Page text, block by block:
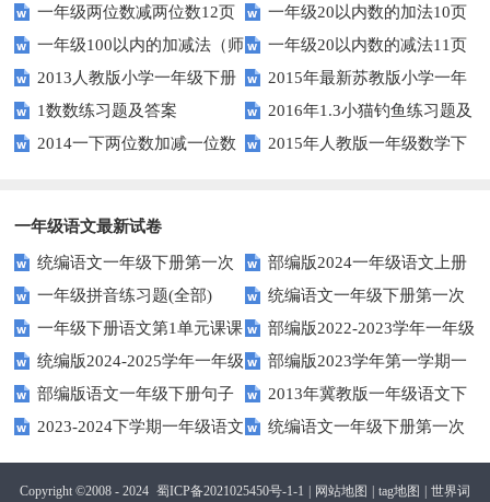
册期末素养测评卷（考试版A4
人教版）
一年级两位数减两位数12页
一年级20以内数的加法10页
一年级100以内的加减法（师
版）
一年级20以内数的减法11页
2013人教版小学一年级下册
第三单元整理与复习（一）练习
题
2015年最新苏教版小学一年
级数学下册第一次月考试卷
1数数练习题及答案
2016年1.3小猫钓鱼练习题及
答案
2014一下两位数加减一位数
2015年人教版一年级数学下
一年级语文最新试卷
统编语文一年级下册第一次
月考测试题7
部编版2024一年级语文上册
第一单元检测卷
一年级拼音练习题(全部)
统编语文一年级下册第一次
月考测试题6
一年级下册语文第1单元课课
练
部编版2022-2023学年一年级
语文下册期中复习卷
统编版2024-2025学年一年级
语文上册期末巩固测试卷
部编版2023学年第一学期一
年级语文期中综合试卷
部编版语文一年级下册句子
专项训练
2013年冀教版一年级语文下
期末测试卷及答案
2023-2024下学期一年级语文
下册期末测试卷
统编语文一年级下册第一次
月考测试题4（无答案）
Copyright ©2008 - 2024 蜀ICP备2021025450号-1-1 | 网站地图 | tag地图 | 世界词